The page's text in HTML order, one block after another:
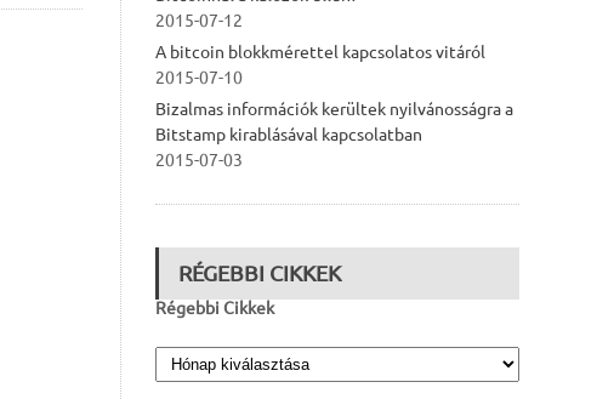
2015-07-12
A bitcoin blokkmérettel kapcsolatos vitáról
2015-07-10
Bizalmas információk kerültek nyilvánosságra a
Bitstamp kirablásával kapcsolatban
2015-07-03
RÉGEBBI CIKKEK
Régebbi Cikkek